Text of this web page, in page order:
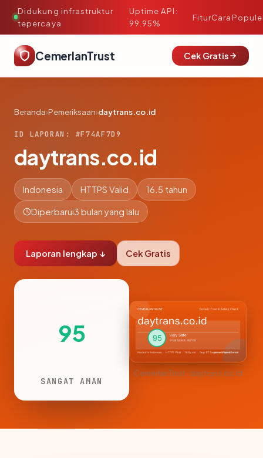
Didukung infrastruktur
tepercaya
·
Uptime API:
99.95%
FiturCara
CemerlanTrust Cek Gratis
Beranda›Pemeriksaan›daytrans.co.id
ID LAPORAN: #F74AF7D9
daytrans.co.id
Indonesia HTTPS Valid 16.5 tahun
Diperbarui3 bulan yang lalu
Laporan lengkap ↓ Cek Gratis
95
SANGAT AMAN
CemerlanTrust · daytrans.co.id